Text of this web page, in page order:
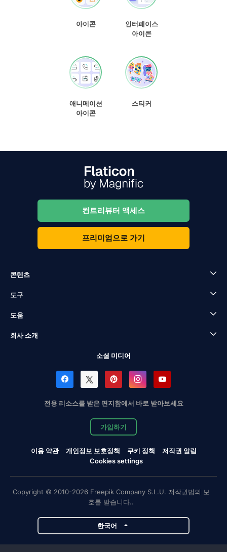
아이콘
인터페이스
아이콘
애니메이션
아이콘
스티커
컨트리뷰터 액세스
프리미엄으로 가기
콘텐츠
도구
도움
회사 소개
소셜 미디어
전용 리소스를 받은 편지함에서 바로 받아보세요
가입하기
이용 약관 개인정보 보호정책 쿠키 정책
저작권 알림
Cookies settings
Copyright © 2010-2026 Freepik Company S.L.U. 저작권법의 보
호를 받습니다..
한국어